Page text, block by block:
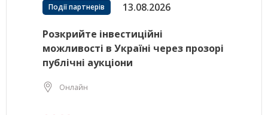
Події партнерів 13.08.2026
Розкрийте інвестиційні
можливості в Україні через прозорі
публічні аукціони
Онлайн